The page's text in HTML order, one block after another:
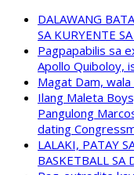
DALAWANG
SA KURYENTE
Pagpapabilis sa
Apollo Quiboloy,
Magat Dam,
Ilang Maleta
Pangulong
dating
LALAKI, PATAY
BASKETBALL SA